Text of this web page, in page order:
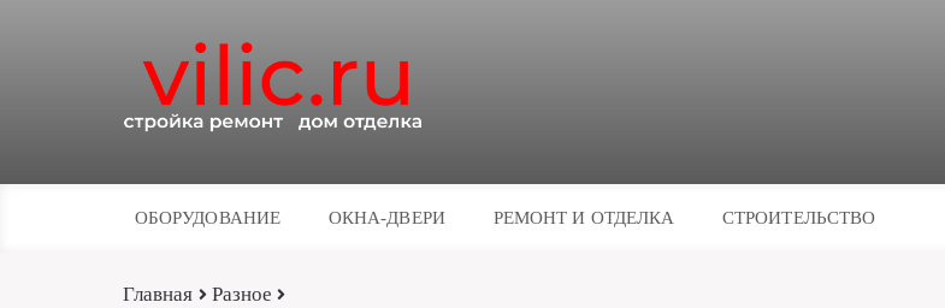
ОБОРУДОВАНИЕ ОКНА-ДВЕРИ РЕМОНТ И ОТДЕЛКА СТРОИТЕЛЬСТВО
Главная Разное